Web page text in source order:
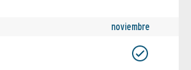
noviembre